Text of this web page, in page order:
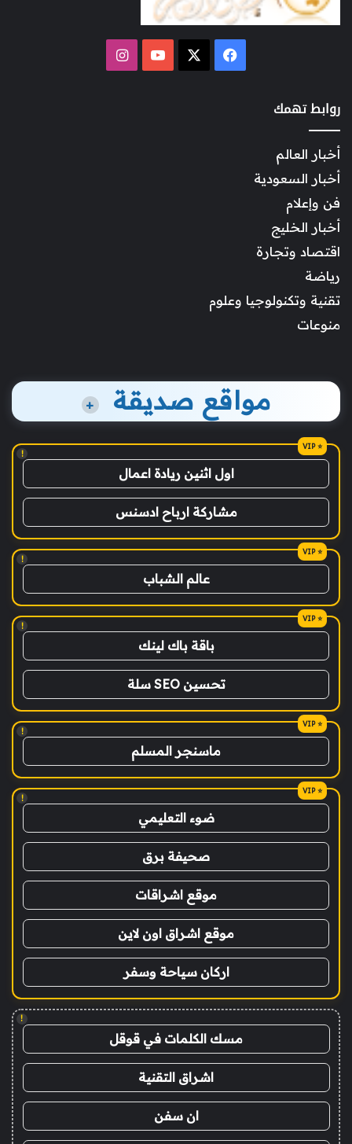
فيسبوك ‫YouTubeانستقرام
روابط تهمك
أخبار العالم
أخبار السعودية
فن وإعلام
أخبار الخليج
اقتصاد وتجارة
رياضة
تقنية وتكنولوجيا وعلوم
منوعات
مواقع صديقة +
!
اول اثنين ريادة اعمال
مشاركة ارباح ادسنس
!
عالم الشباب
!
باقة باك لينك
تحسين SEO سلة
!
ماسنجر المسلم
!
ضوء التعليمي
صحيفة برق
موقع اشراقات
موقع اشراق اون لاين
اركان سياحة وسفر
!
مسك الكلمات في قوقل
اشراق التقنية
ان سفن